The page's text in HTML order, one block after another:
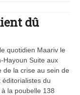
dû
quotidien Maariv le
Hayoun Suite aux
de la crise au sein de
du
la poubelle 138